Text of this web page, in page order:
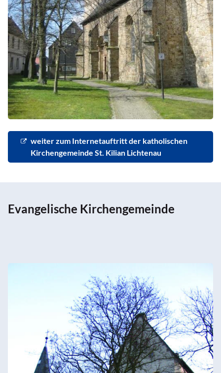
weiter zum Internetauftritt der katholischen
Kirchengemeinde St. Kilian Lichtenau
Evangelische Kirchengemeinde